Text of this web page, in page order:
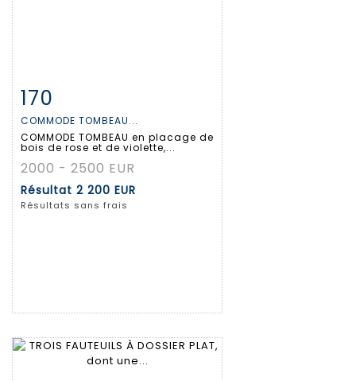
Fiche détaillée
170
COMMODE TOMBEAU...
COMMODE TOMBEAU en placage de
bois de rose et de violette,...
2000 - 2500 EUR
Résultat 2 200 EUR
Résultats sans frais